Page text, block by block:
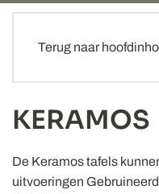
Terug naar
KERAMOS
De Keramos tafels
uitvoeringen